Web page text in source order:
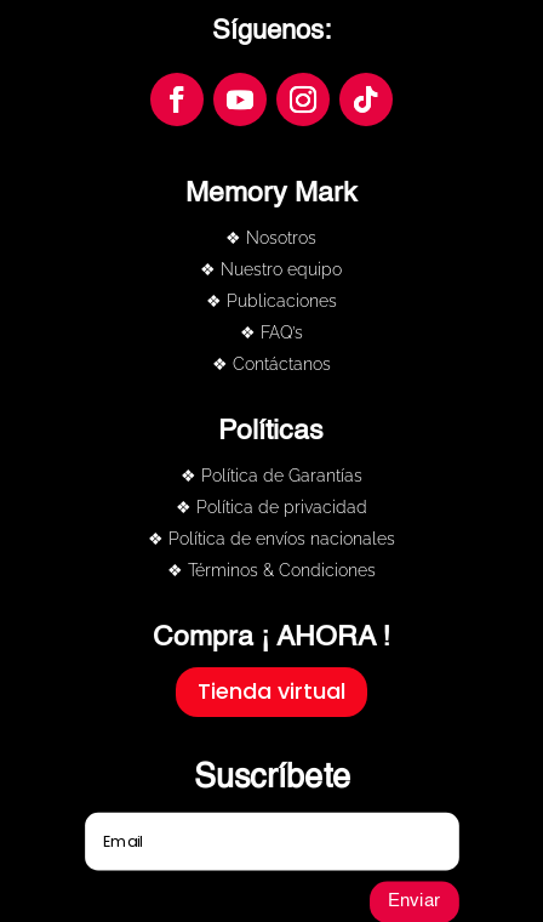
Síguenos:
Memory Mark
❖ Nosotros
❖ Nuestro equipo
❖ Publicaciones
❖ FAQ’s
❖ Contáctanos
Políticas
❖ Política de Garantías
❖ Política de privacidad
❖ Política de envíos nacionales
❖ Términos & Condiciones
Compra ¡ AHORA !
Tienda virtual
Suscríbete
Enviar